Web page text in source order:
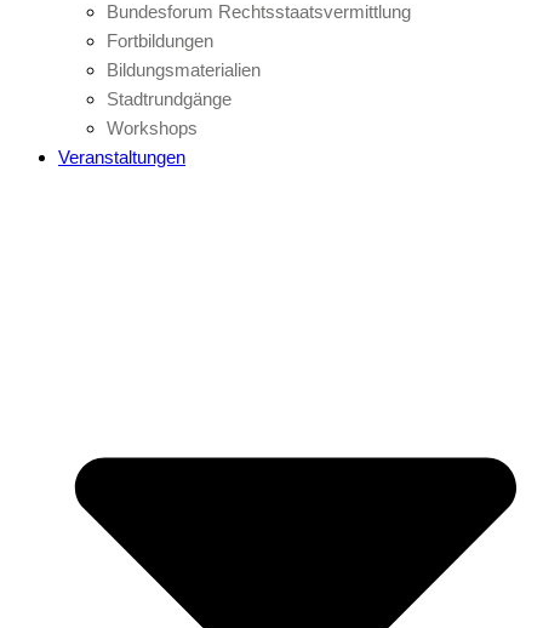
Bundesforum Rechtsstaatsvermittlung
Fortbildungen
Bildungsmaterialien
Stadtrundgänge
Workshops
Veranstaltungen